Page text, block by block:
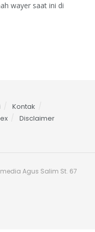
wayer saat ini di
Kontak
Disclaimer
Agus Salim St. 67